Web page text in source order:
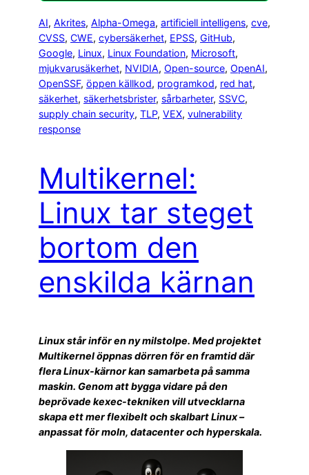
AI, Akrites, Alpha-Omega, artificiell intelligens, cve
CVSS, CWE, cybersäkerhet, EPSS, GitHub
Google, Linux, Linux Foundation, Microsoft
mjukvarusäkerhet, NVIDIA, Open-source, OpenAI
OpenSSF, öppen källkod, programkod, red hat
säkerhet, säkerhetsbrister, sårbarheter, SSVC
supply chain security, TLP, VEX, vulnerability
response
Multikernel:
Linux tar steget
bortom den
enskilda kärnan
Linux står inför en ny milstolpe. Med projektet
Multikernel öppnas dörren för en framtid där
flera Linux-kärnor kan samarbeta på samma
maskin. Genom att bygga vidare på den
beprövade kexec-tekniken vill utvecklarna
skapa ett mer flexibelt och skalbart Linux –
anpassat för moln, datacenter och hyperskala.